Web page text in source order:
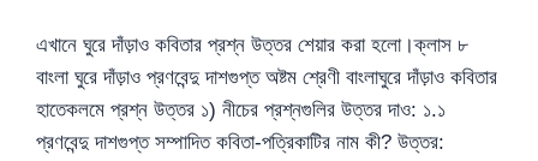
এখানে ঘুরে দাঁড়াও কবিতার প্রশ্ন উত্তর শেয়ার করা হলো।ক্লাস ৮
বাংলা ঘুরে দাঁড়াও প্রণবেন্দু দাশগুপ্ত অষ্টম শ্রেণী বাংলাঘুরে দাঁড়াও কবিতার
হাতেকলমে প্রশ্ন উত্তর ১) নীচের প্রশ্নগুলির উত্তর দাও: ১.১
প্রণবেন্দু দাশগুপ্ত সম্পাদিত কবিতা-পত্রিকাটির নাম কী? উত্তর: